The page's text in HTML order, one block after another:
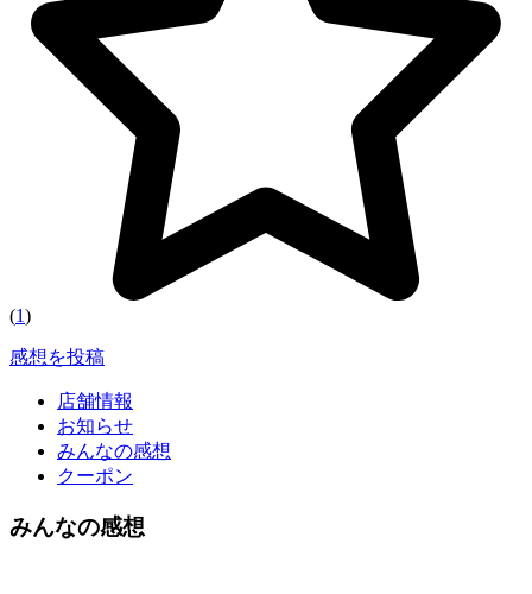
(1)
感想を投稿
店舗情報
お知らせ
みんなの感想
クーポン
みんなの感想